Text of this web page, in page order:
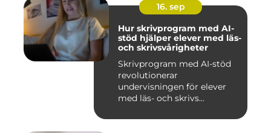
16. sep
Hur skrivprogram med AI-
stöd hjälper elever med läs-
och skrivsvårigheter
Skrivprogram med AI-stöd
revolutionerar
undervisningen för elever
med läs- och skrivs...